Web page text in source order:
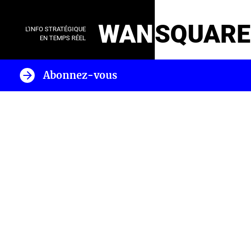
L'INFO STRATÉGIQUE
EN TEMPS RÉEL
WANSQUARE
Abonnez-vous